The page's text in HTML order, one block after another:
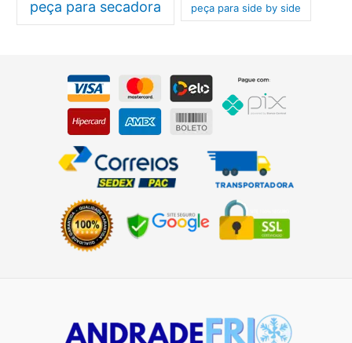
peça para secadora peça para side by side